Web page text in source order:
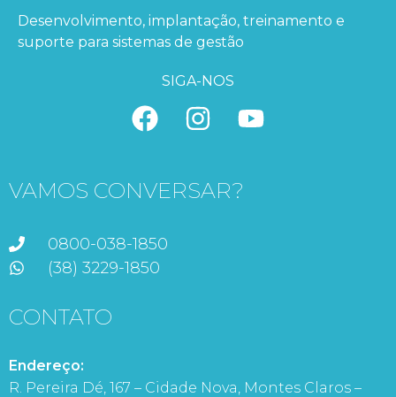
Desenvolvimento, implantação, treinamento e
suporte para sistemas de gestão
SIGA-NOS
VAMOS CONVERSAR?
0800-038-1850
(38) 3229-1850
CONTATO
Endereço:
R. Pereira Dé, 167 – Cidade Nova, Montes Claros –